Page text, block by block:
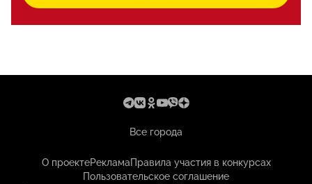
Все города
О проектеРекламаПравила участия в конкурсах
Пользовательское соглашение